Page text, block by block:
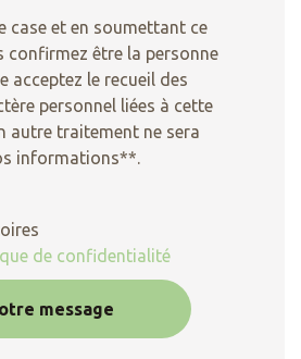
case et en soumettant ce
confirmez être la personne
acceptez le recueil des
personnel liées à cette
autre traitement ne sera
informations**.
de confidentialité